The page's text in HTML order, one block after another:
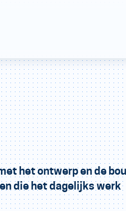
het ontwerp en de
die het dagelijks werk